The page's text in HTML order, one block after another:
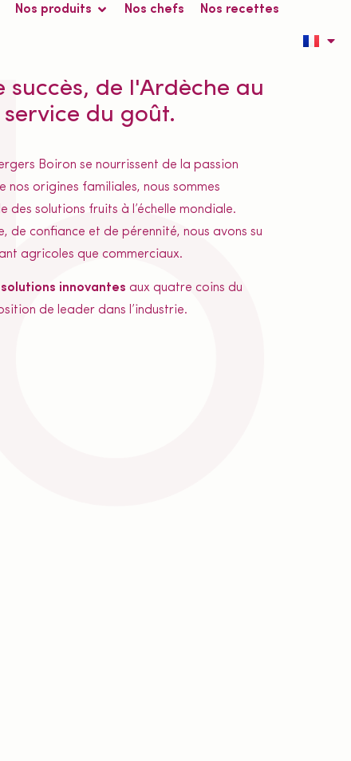
Nos produits Nos chefs Nos recettes
succès, de l'Ardèche au
du goût.
Boiron se nourrissent de la passion
nos origines familiales, nous sommes
des solutions fruits à l’échelle mondiale.
de confiance et de pérennité, nous avons su
agricoles que commerciaux.
solutions innovantes aux quatre coins du
de leader dans l’industrie.